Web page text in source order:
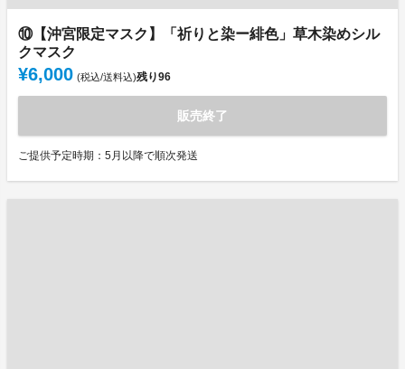
⑩【沖宮限定マスク】「祈りと染ー緋色」草木染めシル
クマスク
¥6,000 (税込/送料込)残り96
販売終了
ご提供予定時期：5月以降で順次発送